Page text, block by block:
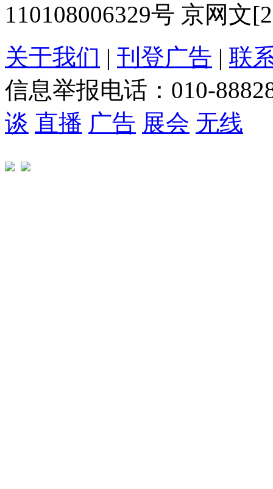
110108006329号 京网文
关于我们 | 刊登广告 | 联
信息举报电话：010-
谈 直播 广告 展会 无线